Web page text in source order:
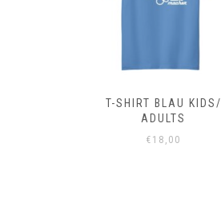
T-SHIRT BLAU KIDS/
ADULTS
€ 18,00